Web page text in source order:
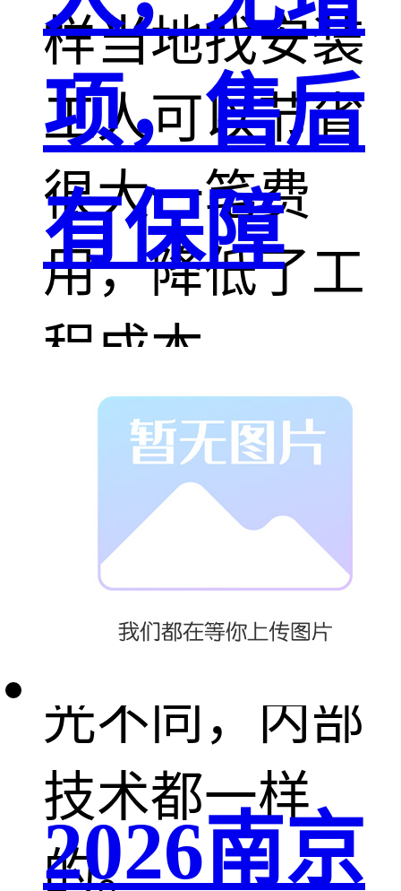
样当地找安装
工人可以节省
很大一笔费
用，降低了工
程成本。
洗墙灯名
Led wall washer
也叫线条灯，
只是外观与发
光不同，内部
技术都一样
的。
项，售后
有保障
2026南京